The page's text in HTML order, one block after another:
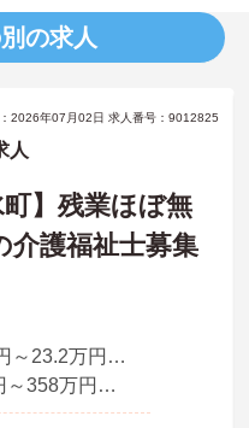
の求人
2026年07月02日 求人番号：9012825
人
町】残業ほぼ無
介護福祉士募集
月収 18.0万円～23.2万円程度 夜勤4回分手当、資格手当込
年収 275万円～358万円程度 賞与4.0ヵ月の場合